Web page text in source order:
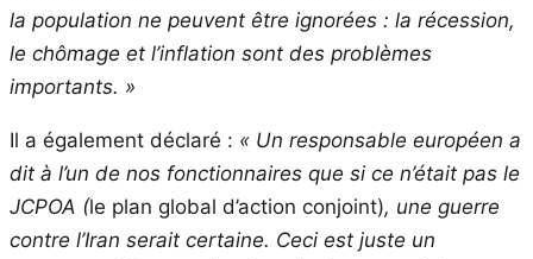
la population ne peuvent être ignorées : la récession,
le chômage et l’inflation sont des problèmes
importants. »
Il a également déclaré : « Un responsable européen a
dit à l’un de nos fonctionnaires que si ce n’était pas le
JCPOA (le plan global d’action conjoint), une guerre
contre l’Iran serait certaine. Ceci est juste un